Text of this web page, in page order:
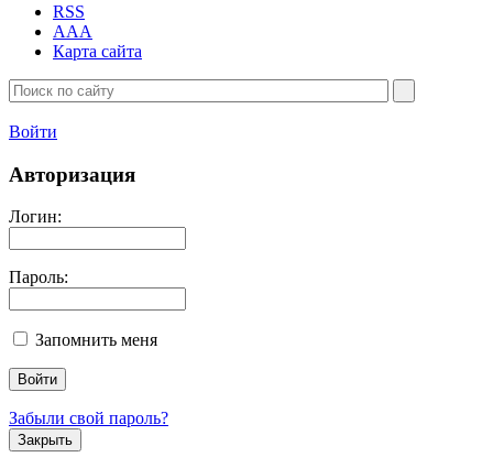
RSS
AAA
Карта сайта
Войти
Авторизация
Логин:
Пароль:
Запомнить меня
Забыли свой пароль?
Закрыть